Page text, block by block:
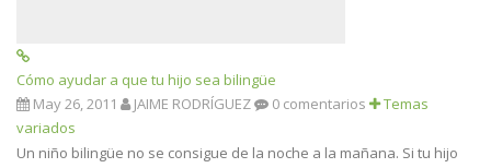
Cómo ayudar a que tu hijo sea bilingüe
May 26, 2011
JAIME RODRÍGUEZ 0 comentarios
Temas
variados
Un niño bilingüe no se consigue de la noche a la mañana. Si tu hijo